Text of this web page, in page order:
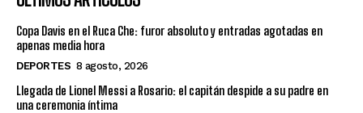
Copa Davis en el Ruca Che: furor absoluto y entradas agotadas en
apenas media hora
DEPORTES 8 agosto, 2026
Llegada de Lionel Messi a Rosario: el capitán despide a su padre en
una ceremonia íntima